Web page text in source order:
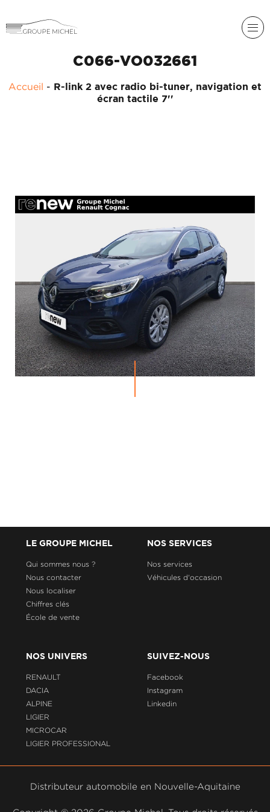
LIGIER
PROFESSIONAL
HISTORIQUE
DU
GROUPE
ACTUALITÉS
C066-VO032661
Accueil - R-link 2 avec radio bi-tuner, navigation et
écran tactile 7''
LE GROUPE MICHEL
Qui sommes nous ?
Nous contacter
Nous localiser
Chiffres clés
École de vente
NOS SERVICES
Nos services
Véhicules d'occasion
NOS UNIVERS
RENAULT
DACIA
ALPINE
LIGIER
MICROCAR
LIGIER PROFESSIONAL
SUIVEZ-NOUS
Facebook
Instagram
Linkedin
Distributeur automobile en Nouvelle-Aquitaine